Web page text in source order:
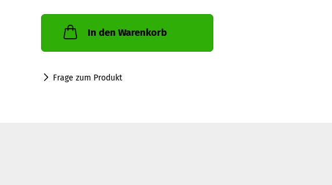
In den Warenkorb
Frage zum Produkt